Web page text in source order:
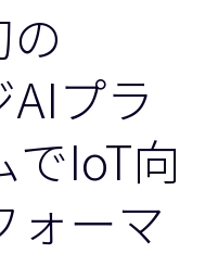
プラ
でIoT向
ォーマ